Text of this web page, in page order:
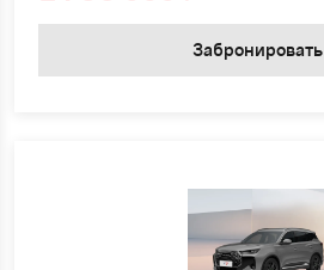
Забронировать